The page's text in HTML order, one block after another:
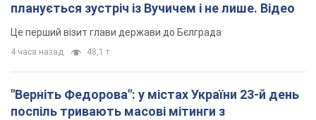
планується зустріч із Вучичем і не лише. Відео
Це перший візит глави держави до Бєлграда
4 часа назад 48,1 т.
"Верніть Федорова": у містах України 23-й день
поспіль тривають масові мітинги з